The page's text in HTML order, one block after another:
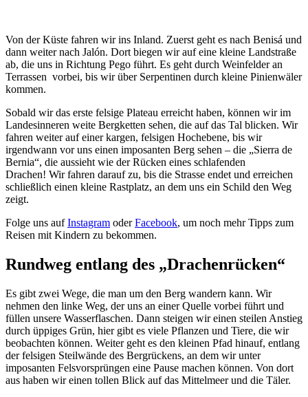
Von der Küste fahren wir ins Inland. Zuerst geht es nach Benisá und
dann weiter nach Jalón. Dort biegen wir auf eine kleine Landstraße
ab, die uns in Richtung Pego führt. Es geht durch Weinfelder an
Terrassen vorbei, bis wir über Serpentinen durch kleine Pinienwäler
kommen.
Sobald wir das erste felsige Plateau erreicht haben, können wir im
Landesinneren weite Bergketten sehen, die auf das Tal blicken. Wir
fahren weiter auf einer kargen, felsigen Hochebene, bis wir
irgendwann vor uns einen imposanten Berg sehen – die „Sierra de
Bernia“, die aussieht wie der Rücken eines schlafenden
Drachen! Wir fahren darauf zu, bis die Strasse endet und erreichen
schließlich einen kleine Rastplatz, an dem uns ein Schild den Weg
zeigt.
Folge uns aufInstagram oderFacebook, um noch mehr Tipps zum
Reisen mit Kindern zu bekommen.
Rundweg entlang des „Drachenrücken“
Es gibt zwei Wege, die man um den Berg wandern kann. Wir
nehmen den linke Weg, der uns an einer Quelle vorbei führt und
füllen unsere Wasserflaschen. Dann steigen wir einen steilen Anstieg
durch üppiges Grün, hier gibt es viele Pflanzen und Tiere, die wir
beobachten können. Weiter geht es den kleinen Pfad hinauf, entlang
der felsigen Steilwände des Bergrückens, an dem wir unter
imposanten Felsvorsprüngen eine Pause machen können. Von dort
aus haben wir einen tollen Blick auf das Mittelmeer und die Täler.